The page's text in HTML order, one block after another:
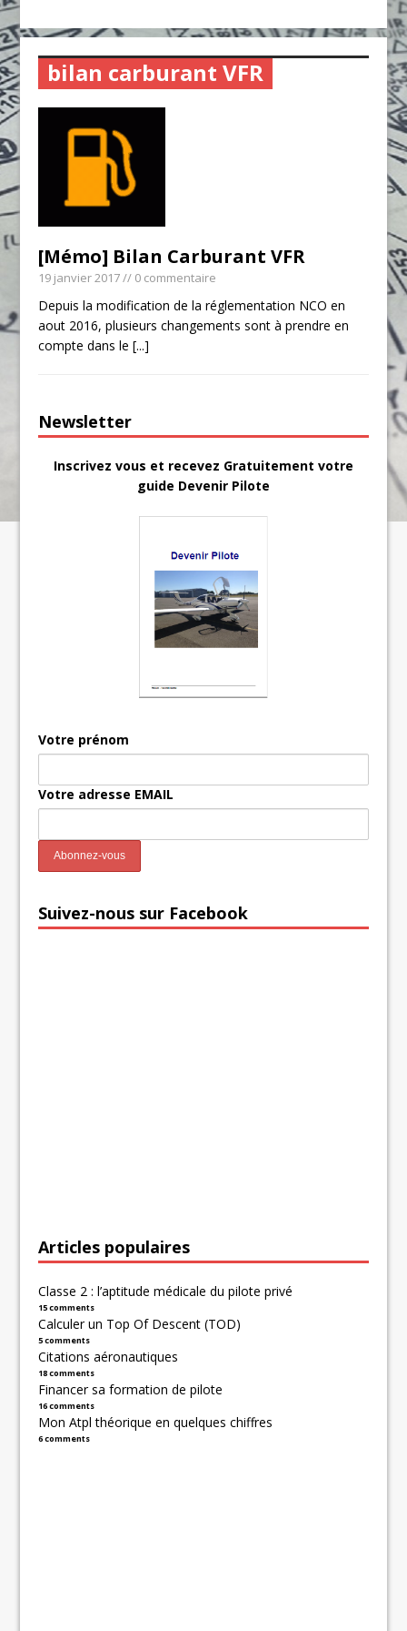
bilan carburant VFR
[Mémo] Bilan Carburant VFR
19 janvier 2017// 0 commentaire
Depuis la modification de la réglementation NCO en
aout 2016, plusieurs changements sont à prendre en
compte dans le[...]
Newsletter
Inscrivez vous et recevez Gratuitement votre
guide Devenir Pilote
Votre prénom
Votre adresse EMAIL
Suivez-nous sur Facebook
Articles populaires
Classe 2 : l’aptitude médicale du pilote privé
15 comments
Calculer un Top Of Descent (TOD)
5 comments
Citations aéronautiques
18 comments
Financer sa formation de pilote
16 comments
Mon Atpl théorique en quelques chiffres
6 comments